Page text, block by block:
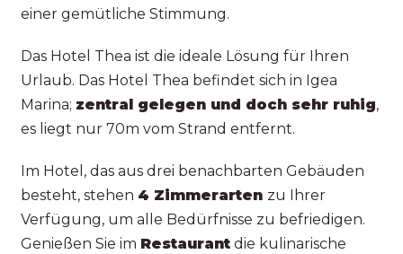
einer gemütliche Stimmung.
Das Hotel Thea ist die ideale Lösung für Ihren
Urlaub. Das Hotel Thea befindet sich in Igea
Marina; zentral gelegen und doch sehr ruhig,
es liegt nur 70m vom Strand entfernt.
Im Hotel, das aus drei benachbarten Gebäuden
besteht, stehen 4 Zimmerarten zu Ihrer
Verfügung, um alle Bedürfnisse zu befriedigen.
Genießen Sie im Restaurant die kulinarische